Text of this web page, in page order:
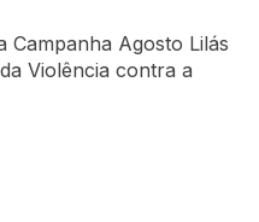
Campanha Agosto Lilás
Violência contra a